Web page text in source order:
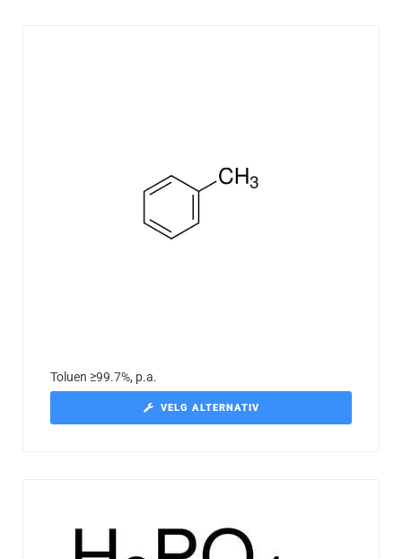
Toluen ≥99.7%, p.a.
VELG ALTERNATIV